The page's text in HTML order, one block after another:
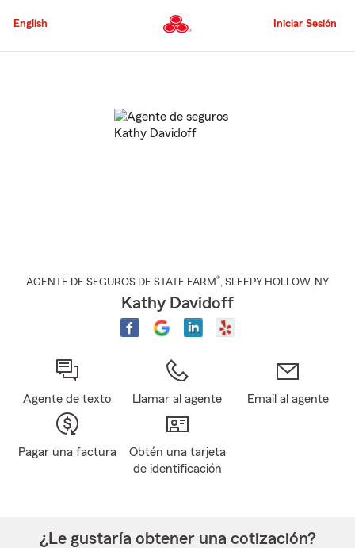
al
principal
English Iniciar Sesión
AGENTE DE SEGUROS DE STATE FARM®, SLEEPY HOLLOW, NY
Kathy Davidoff
Agente de texto Llamar al agente Email al agente
Pagar una factura
Obtén una tarjeta
de identificación
¿Le gustaría obtener una cotización?